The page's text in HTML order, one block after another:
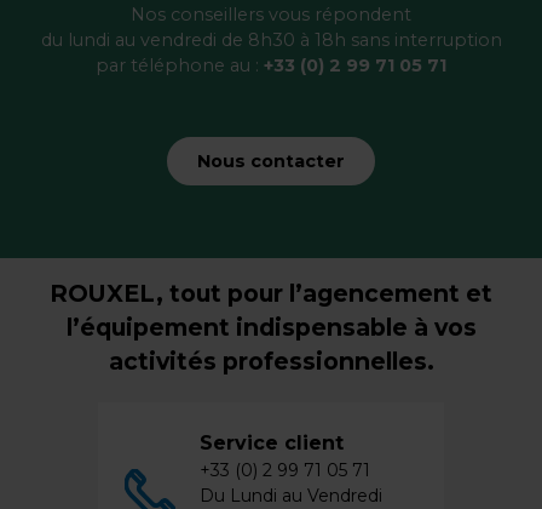
Nos conseillers vous répondent
du lundi au vendredi de 8h30 à 18h sans interruption
par téléphone au : +33 (0) 2 99 71 05 71
Nous contacter
ROUXEL, tout pour l’agencement et
l’équipement indispensable à vos
activités professionnelles.
Service client
+33 (0) 2 99 71 05 71
Du Lundi au Vendredi